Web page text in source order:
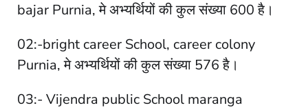
bajar Purnia, मे अभ्यर्थियों की कुल संख्या 600 है।
02:-bright career School, career colony
Purnia, मे अभ्यर्थियों की कुल संख्या 576 है।
03:- Vijendra public School maranga